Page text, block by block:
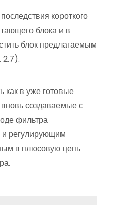
короткого
блока и в
блок предлагаемым
2.7).
как в уже готовые
вновь создаваемые с
фильтра
регулирующим
в плюсовую цепь